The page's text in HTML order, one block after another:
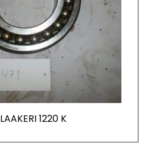
LAAKERI 1220 K